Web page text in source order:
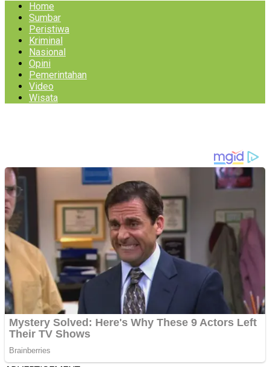
Home
Sumbar
Peristiwa
Kriminal
Nasional
Opini
Pemerintahan
Video
Wisata